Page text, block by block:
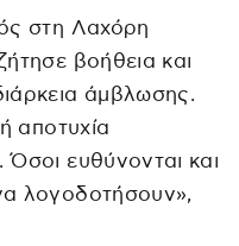
στη Λαχόρη
βοήθεια και
άμβλωσης.
αποτυχία
ευθύνονται και
λογοδοτήσουν»,